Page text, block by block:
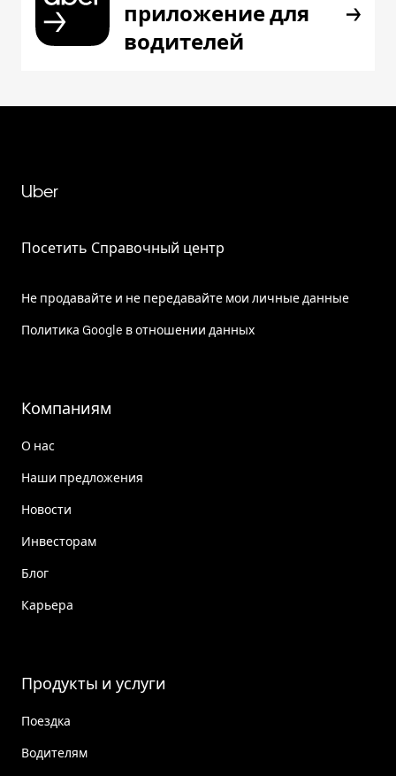
приложение для
водителей
Uber
Посетить Справочный центр
Не продавайте и не передавайте мои личные данные
Политика Google в отношении данных
Компаниям
О нас
Наши предложения
Новости
Инвесторам
Блог
Карьера
Продукты и услуги
Поездка
Водителям